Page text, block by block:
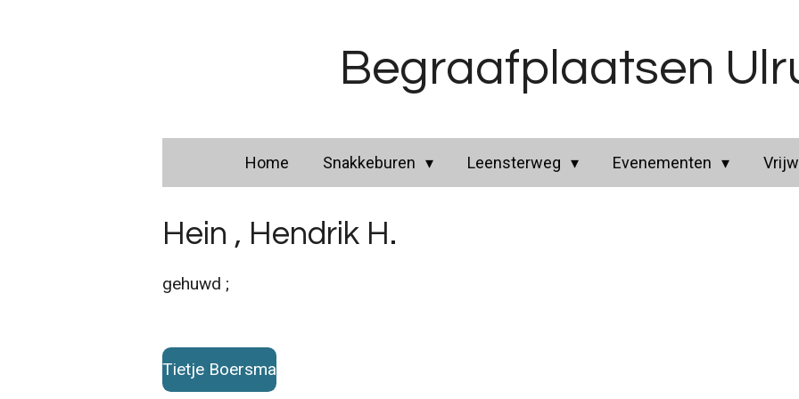
Begraafplaatsen
Home Snakkeburen Leensterweg Evenementen
Hein , Hendrik H.
gehuwd ;
Tietje Boersma